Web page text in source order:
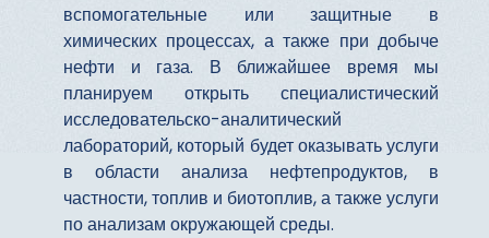
вспомогательные или защитные в
химических процессах, а также при добыче
нефти и газа. В ближайшее время мы
планируем открыть специалистический
исследовательско-аналитический
лабораторий, который будет оказывать услуги
в области анализа нефтепродуктов, в
частности, топлив и биотоплив, а также услуги
по анализам окружающей среды.